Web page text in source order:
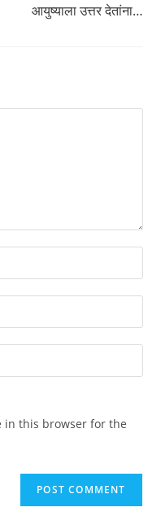
आयुष्याला उत्तर देतांना…
in this browser for the